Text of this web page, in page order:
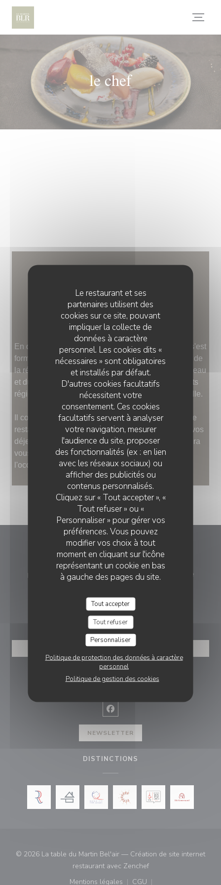
Personnalisation de vos choix en matière de cookies
Le restaurant et ses
partenaires utilisent des
cookies sur ce site, pouvant
impliquer la collecte de
données à caractère
personnel. Les cookies dits «
nécessaires » sont obligatoires
et installés par défaut.
D'autres cookies facultatifs
nécessitent votre
consentement. Ces cookies
facultatifs servent à analyser
votre navigation, mesurer
l'audience du site, proposer
des fonctionnalités (ex : en lien
avec les réseaux sociaux) ou
afficher des publicités ou
contenus personnalisés.
Cliquez sur « Tout accepter », «
Tout refuser » ou «
Personnaliser » pour gérer vos
préférences. Vous pouvez
modifier vos choix à tout
moment en cliquant sur l'icône
représentant un cookie en bas
à gauche des pages du site.
Tout accepter
Tout refuser
Personnaliser
Politique de protection des données à caractère
personnel
Politique de gestion des cookies
le chef
CHOSES, BIEN FAITES
En douze années, le Chef Jean-Raphaël Persano s'est
formé chez les plus grands et les plus belles tables de
la région. Aujourd'hui, il vous apporte son goût du beau
et du bon, le raffiné du goût en travaillant les produits
régionaux du marché d'une manière bien personnelle.
Il confectionne pour vous au jour le jour une carte de
restaurant traditionnel, revisitée et accessible pour vos
déjeuners qu'ils soient d'affaires ou amicales. Il saura
vous proposer sur demande des menus spéciaux à
l'occasion de repas de groupe.
La table du Martin Bel'air
place du 19 mars 1962, 89100 Saint-Martin-du-Tertre((ouvre
RÉSERVATION
RÉSERVER
NOUS SUIVRE
Facebook ((ouvre une nouvelle
NEWSLETTER
DISTINCTIONS
© 2026 La table du Martin Bel'air — Création de site internet
restaurant avec Zenchef((ouvre une nouvelle
Mentions légales
CGU